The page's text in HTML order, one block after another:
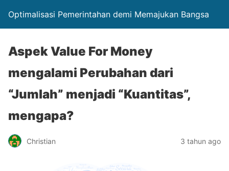
Optimalisasi Pemerintahan demi Memajukan Bangsa
Aspek Value For Money
mengalami Perubahan dari
“Jumlah” menjadi “Kuantitas”,
mengapa?
Christian 3 tahun ago